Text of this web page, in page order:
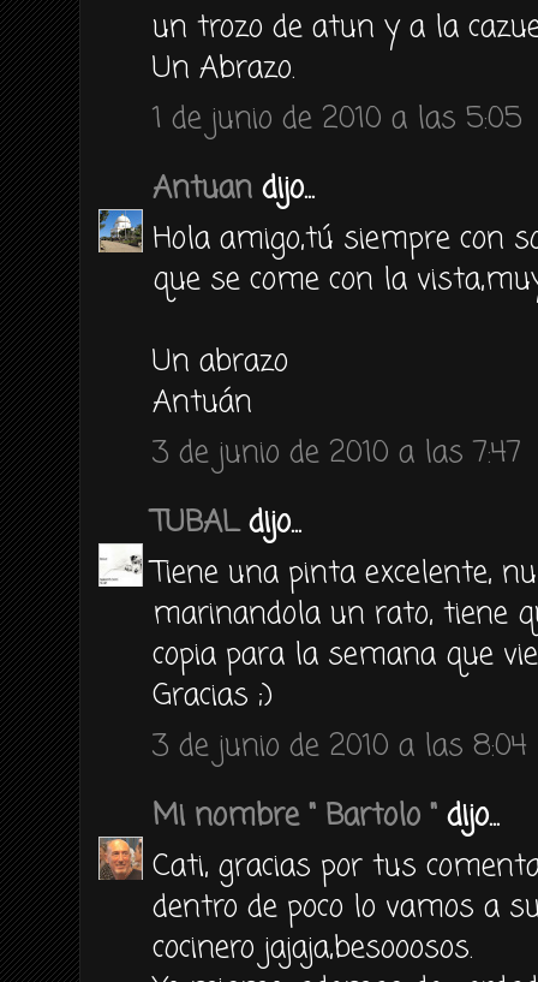
un trozo de atun y a la
Un Abrazo.
1 de junio de 2010 a las 5:05
Antuan dijo...
Hola amigo,tú siempre con
que se come con la
Un abrazo
Antuán
3 de junio de 2010 a las 7:47
TUBALdijo...
Tiene una pinta excelente,
marinandola un rato, tiene
copia para la semana que
Gracias ;)
3 de junio de 2010 a las 8:04
Mi nombre " Bartolo " dijo...
Cati, gracias por tus
dentro de poco lo vamos a
cocinero jajaja,besooosos.